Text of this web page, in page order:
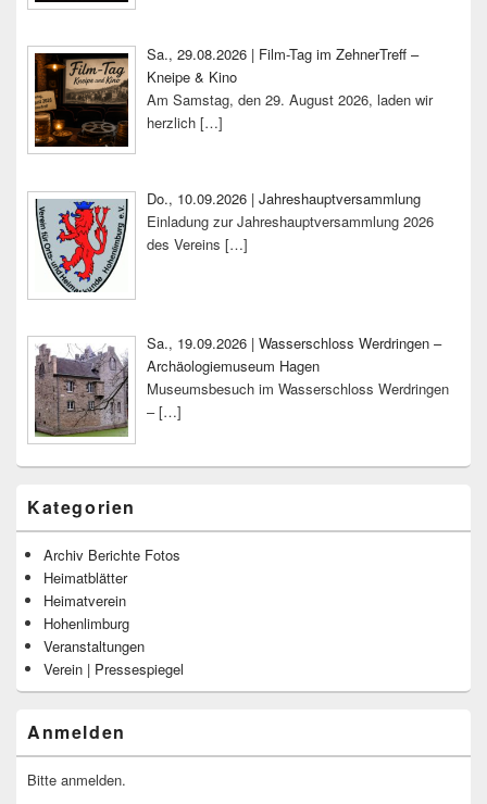
Sa., 29.08.2026 | Film-Tag im ZehnerTreff –
Kneipe & Kino
Am Samstag, den 29. August 2026, laden wir
herzlich […]
Do., 10.09.2026 | Jahreshauptversammlung
Einladung zur Jahreshauptversammlung 2026
des Vereins […]
Sa., 19.09.2026 | Wasserschloss Werdringen –
Archäologiemuseum Hagen
Museumsbesuch im Wasserschloss Werdringen
–[…]
Kategorien
Archiv Berichte Fotos
Heimatblätter
Heimatverein
Hohenlimburg
Veranstaltungen
Verein | Pressespiegel
Anmelden
Bitte anmelden.